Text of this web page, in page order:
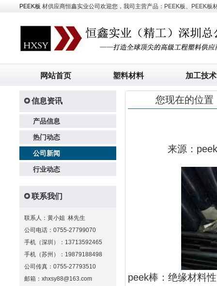
PEEK板 材供应商恒鑫实业公司欢迎您，我司主营产品：PEEK板、PEEK板
网站首页 塑料材料 加工技术
信息资讯
产品信息
热门动态
公司新闻
行业动态
联系我们
联系人：黄小姐 林先生
公司电话：0755-27799070
手机（深圳）：13713592465
手机（苏州）：19879188498
公司传真：0755-27793510
邮箱：xhxsy88@163.com
您现在的位置
来源：
peek棒：绝缘材料